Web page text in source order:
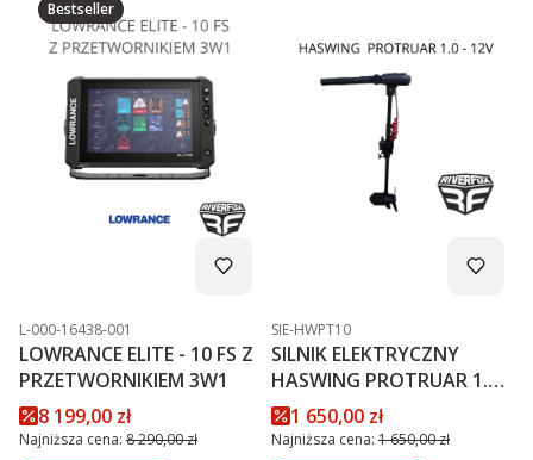
Bestseller
Kod produktu
L-000-16438-001
LOWRANCE ELITE - 10 FS Z
PRZETWORNIKIEM 3W1
Cena promocyjna
8 199,00 zł
Najniższa cena: 8 290,00 zł
Kod produktu
SIE-HWPT10
SILNIK ELEKTRYCZNY
HASWING PROTRUAR 1.0 -
12VCena promocyjna
1 650,00 zł
Najniższa cena: 1 650,00 zł